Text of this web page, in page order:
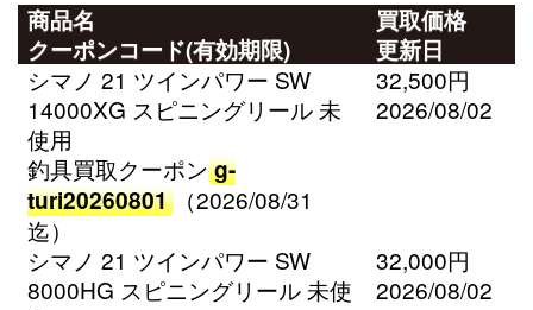
商品名
クーポンコード(有効期限)
買取価格
更新日
シマノ 21 ツインパワー SW
14000XG スピニングリール 未
使用
釣具買取クーポン g-
turi20260801
（2026/08/31
迄）
32,500円
2026/08/02
シマノ 21 ツインパワー SW
8000HG スピニングリール 未使
32,000円
2026/08/02